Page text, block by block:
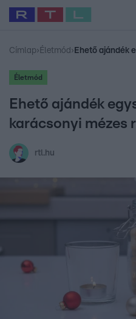
Legfrissebb RTL Híradó
Babits Marcella
Címlap› Életmód ›
Életmód
Ehető ajándék
karácsonyi mézes
rtl.hu